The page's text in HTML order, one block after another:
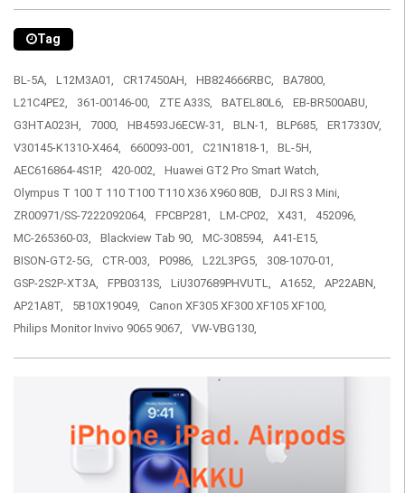
Tag
BL-5A, L12M3A01, CR17450AH, HB824666RBC,
BA7800,
L21C4PE2,
361-00146-00, ZTE A33S, BATEL80L6,
EB-BR500ABU,
G3HTA023H,
7000, HB4593J6ECW-31, BLN-1, BLP685,
ER17330V,
V30145-K1310-X464,
660093-001, C21N1818-1,
BL-5H,
AEC616864-4S1P,
420-002,
Huawei GT2 Pro Smart Watch,
Olympus T 100 T 110 T100 T110 X36 X960 80B,
DJI RS 3 Mini,
ZR00971/SS-7222092064,
FPCBP281, LM-CP02, X431,
452096,
MC-265360-03,
Blackview Tab 90, MC-308594,
A41-E15,
BISON-GT2-5G,
CTR-003, P0986, L22L3PG5,
308-1070-01,
GSP-2S2P-XT3A,
FPB0313S, LiU307689PHVUTL, A1652,
AP22ABN,
AP21A8T,
5B10X19049,
Canon XF305 XF300 XF105 XF100,
Philips Monitor Invivo 9065 9067,
VW-VBG130,